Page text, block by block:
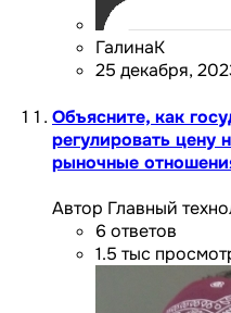
ГалинаК
25 декабря,
Объясните, как
регулировать цену
рыночные
Автор Главный
6 ответов
1.5 тыс